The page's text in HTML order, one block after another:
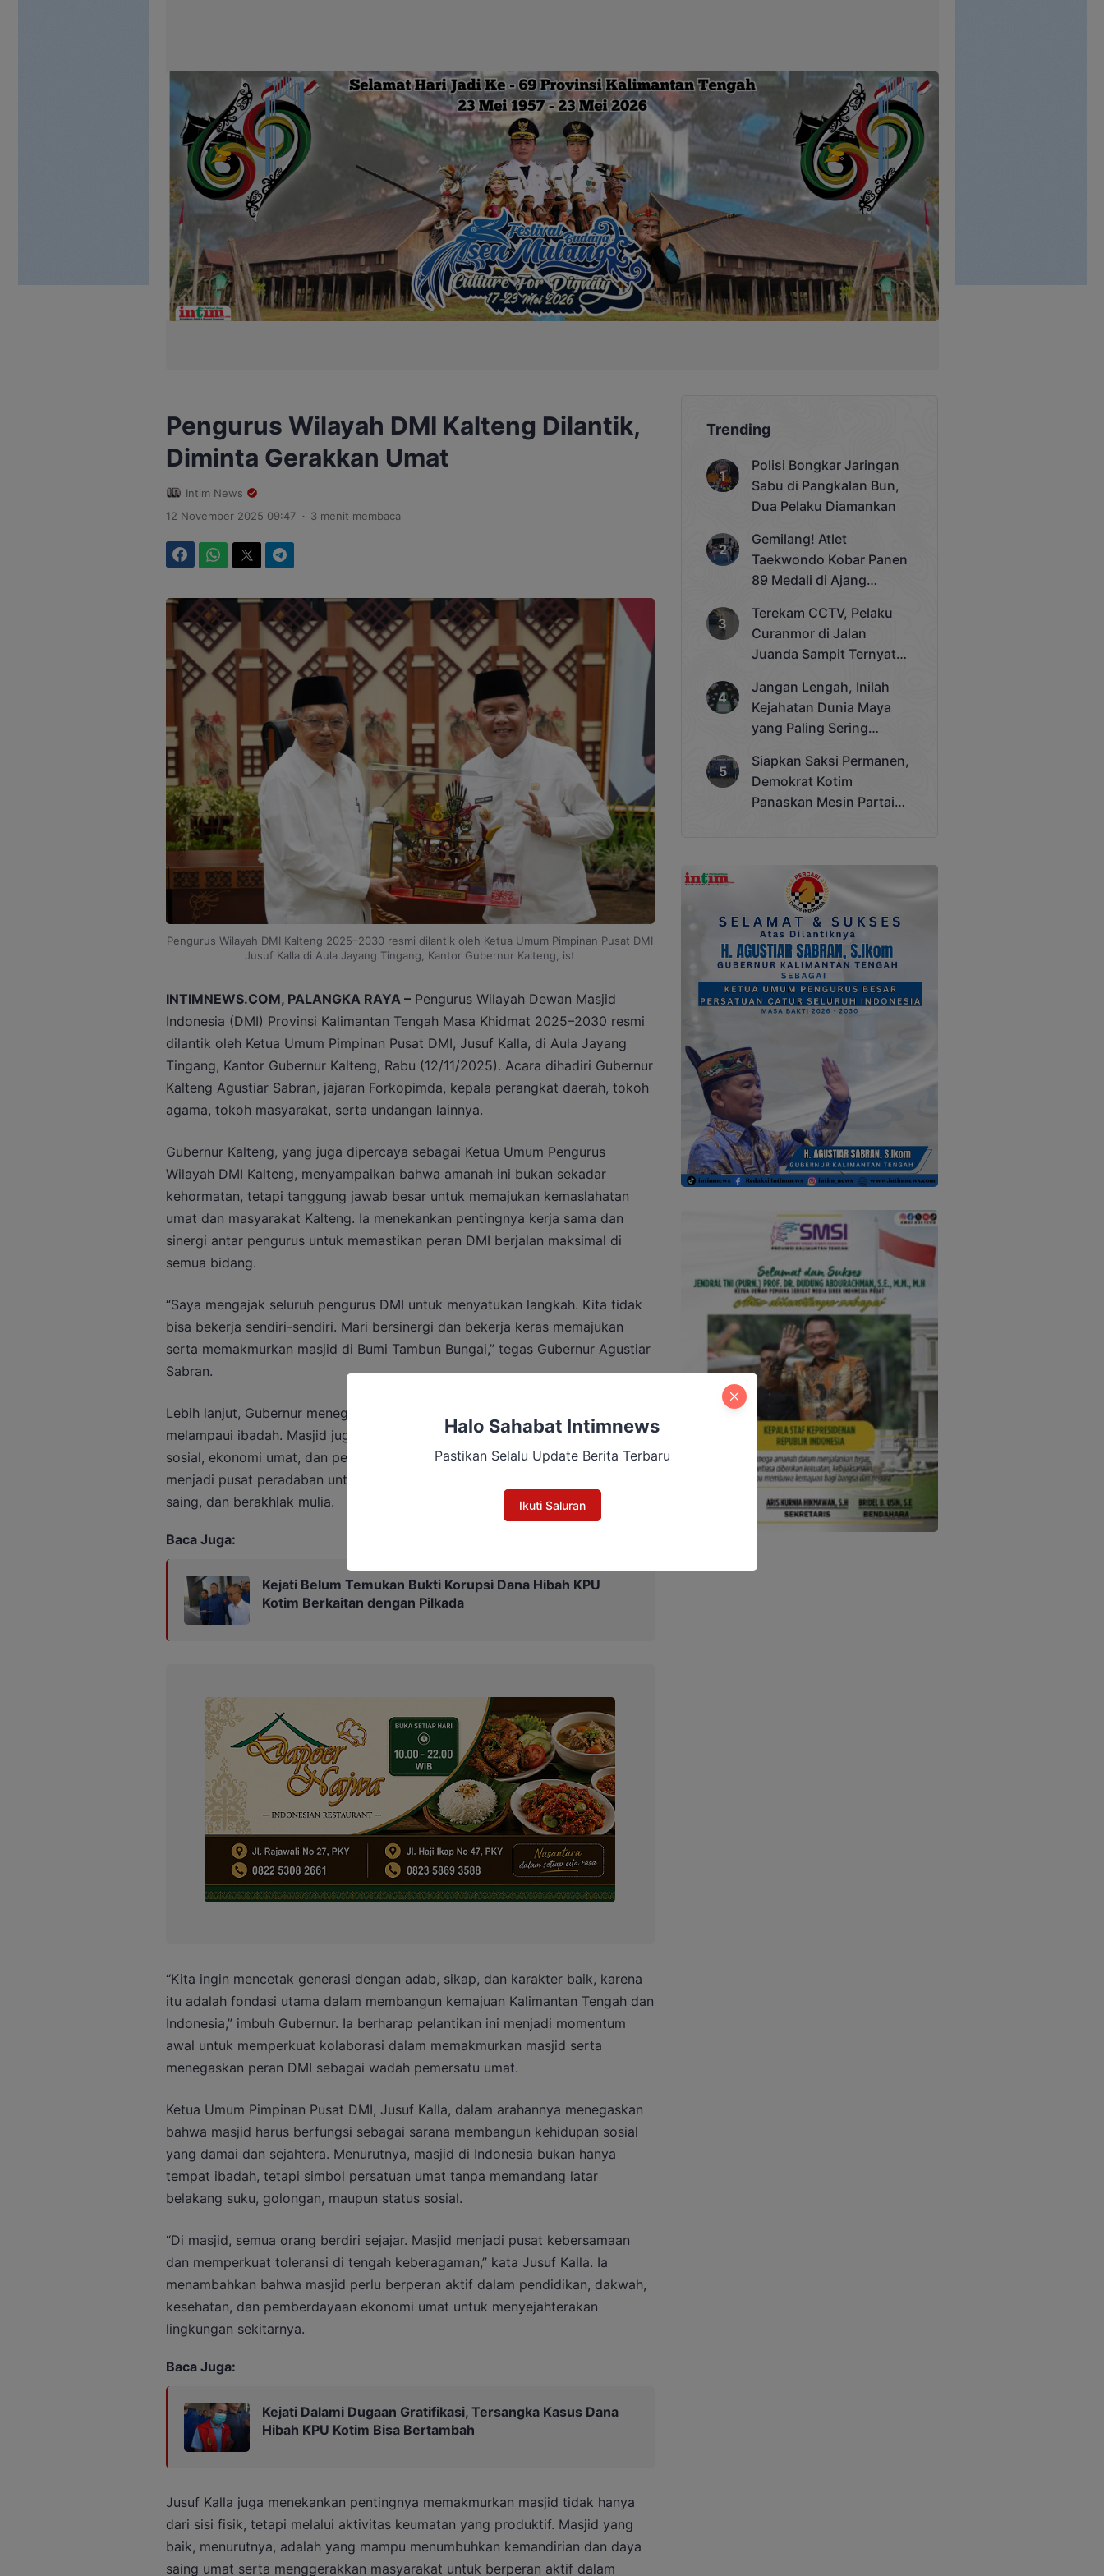
Pengurus Wilayah DMI Kalteng Dilantik,
Diminta Gerakkan Umat
Intim News
12 November 2025 09:47 . 3 menit membaca
Pengurus Wilayah DMI Kalteng 2025–2030 resmi dilantik oleh Ketua Umum Pimpinan Pusat DMI
Jusuf Kalla di Aula Jayang Tingang, Kantor Gubernur Kalteng, ist
INTIMNEWS.COM, PALANGKA RAYA –Pengurus Wilayah Dewan Masjid
Indonesia (DMI) Provinsi Kalimantan Tengah Masa Khidmat 2025–2030 resmi
dilantik oleh Ketua Umum Pimpinan Pusat DMI, Jusuf Kalla, di Aula Jayang
Tingang, Kantor Gubernur Kalteng, Rabu (12/11/2025). Acara dihadiri Gubernur
Kalteng Agustiar Sabran, jajaran Forkopimda, kepala perangkat daerah, tokoh
agama, tokoh masyarakat, serta undangan lainnya.
Gubernur Kalteng, yang juga dipercaya sebagai Ketua Umum Pengurus
Wilayah DMI Kalteng, menyampaikan bahwa amanah ini bukan sekadar
kehormatan, tetapi tanggung jawab besar untuk memajukan kemaslahatan
umat dan masyarakat Kalteng. Ia menekankan pentingnya kerja sama dan
sinergi antar pengurus untuk memastikan peran DMI berjalan maksimal di
semua bidang.
“Saya mengajak seluruh pengurus DMI untuk menyatukan langkah. Kita tidak
bisa bekerja sendiri-sendiri. Mari bersinergi dan bekerja keras memajukan
serta memakmurkan masjid di Bumi Tambun Bungai,” tegas Gubernur Agustiar
Sabran.
Lebih lanjut, Gubernur menegaskan masjid memiliki fungsi strategis yang
melampaui ibadah. Masjid juga berperan sebagai pusat pendidikan, dakwah,
sosial, ekonomi umat, dan penguatan persaudaraan. Menurutnya, masjid harus
menjadi pusat peradaban untuk melahirkan generasi yang berilmu, berdaya
saing, dan berakhlak mulia.
Baca Juga:
Kejati Belum Temukan Bukti Korupsi Dana Hibah KPU
Kotim Berkaitan dengan Pilkada
“Kita ingin mencetak generasi dengan adab, sikap, dan karakter baik, karena
itu adalah fondasi utama dalam membangun kemajuan Kalimantan Tengah dan
Indonesia,” imbuh Gubernur. Ia berharap pelantikan ini menjadi momentum
awal untuk memperkuat kolaborasi dalam memakmurkan masjid serta
menegaskan peran DMI sebagai wadah pemersatu umat.
Ketua Umum Pimpinan Pusat DMI, Jusuf Kalla, dalam arahannya menegaskan
bahwa masjid harus berfungsi sebagai sarana membangun kehidupan sosial
yang damai dan sejahtera. Menurutnya, masjid di Indonesia bukan hanya
tempat ibadah, tetapi simbol persatuan umat tanpa memandang latar
belakang suku, golongan, maupun status sosial.
“Di masjid, semua orang berdiri sejajar. Masjid menjadi pusat kebersamaan
dan memperkuat toleransi di tengah keberagaman,” kata Jusuf Kalla. Ia
menambahkan bahwa masjid perlu berperan aktif dalam pendidikan, dakwah,
kesehatan, dan pemberdayaan ekonomi umat untuk menyejahterakan
lingkungan sekitarnya.
Baca Juga:
Kejati Dalami Dugaan Gratifikasi, Tersangka Kasus Dana
Hibah KPU Kotim Bisa Bertambah
Jusuf Kalla juga menekankan pentingnya memakmurkan masjid tidak hanya
dari sisi fisik, tetapi melalui aktivitas keumatan yang produktif. Masjid yang
baik, menurutnya, adalah yang mampu menumbuhkan kemandirian dan daya
saing umat serta menggerakkan masyarakat untuk berperan aktif dalam
Trending
Polisi Bongkar Jaringan
Sabu di Pangkalan Bun,
Dua Pelaku Diamankan
Gemilang! Atlet
Taekwondo Kobar Panen
89 Medali di Ajang
Cup 2025
Terekam CCTV, Pelaku
Curanmor di Jalan
Juanda Sampit Ternyata
Jangan Lengah, Inilah
Kejahatan Dunia Maya
yang Paling Sering
Siapkan Saksi Permanen,
Demokrat Kotim
Panaskan Mesin Partai
Halo Sahabat Intimnews
Pastikan Selalu Update Berita Terbaru
Ikuti Saluran